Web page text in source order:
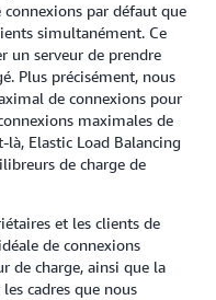
par défaut que
simultanément. Ce
un serveur de prendre
Plus précisément, nous
de connexions pour
maximales de
Elastic Load Balancing
de charge de
et les clients de
de connexions
de charge, ainsi que la
cadres que nous